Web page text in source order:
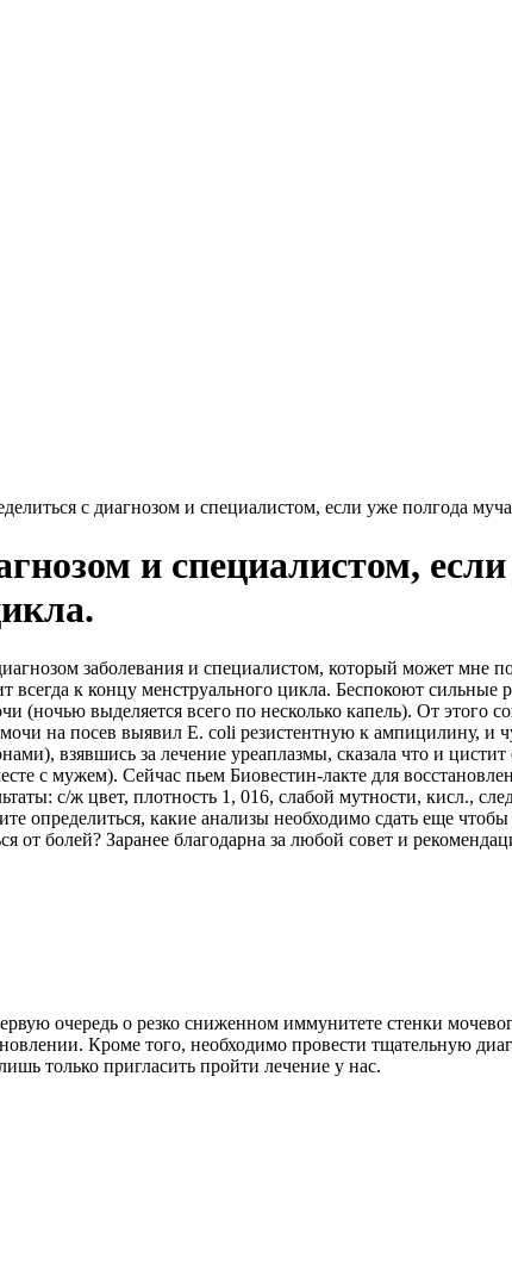
с диагнозом и специалистом, если уже полгода
и специалистом,
заболевания и специалистом, который может мне
всегда к концу менструального цикла. Беспокоют
(ночью выделяется всего по несколько капель). От этого
на посев выявил E. coli резистентную к ампицилину, и
взявшись за лечение уреаплазмы, сказала что и
с мужем). Сейчас пьем Биовестин-лакте для
с/ж цвет, плотность 1, 016, слабой мутности,
какие анализы необходимо сдать еще чтобы
от болей? Заранее благодарна за любой совет и
очередь о резко сниженном иммунитете стенки
Кроме того, необходимо провести тщательную
только пригласить пройти лечение у нас.